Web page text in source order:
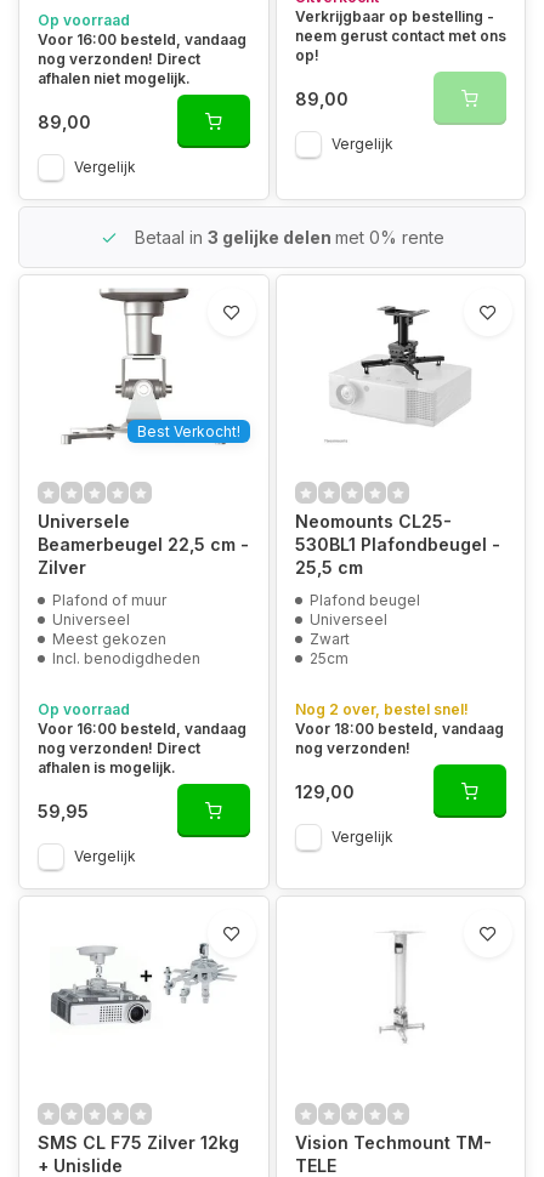
Op voorraad
Voor 16:00 besteld, vandaag
nog verzonden! Direct
afhalen niet mogelijk.
89,00
Vergelijk
Verkrijgbaar op bestelling -
neem gerust contact met ons
op!
89,00
Vergelijk
Betaal in 3 gelijke delen met 0% rente
Best Verkocht!
Universele
Beamerbeugel 22,5 cm -
Zilver
Plafond of muur
Universeel
Meest gekozen
Incl. benodigdheden
Op voorraad
Voor 16:00 besteld, vandaag
nog verzonden! Direct
afhalen is mogelijk.
59,95
Vergelijk
Neomounts CL25-
530BL1 Plafondbeugel -
25,5 cm
Plafond beugel
Universeel
Zwart
25cm
Nog 2 over, bestel snel!
Voor 18:00 besteld, vandaag
nog verzonden!
129,00
Vergelijk
SMS CL F75 Zilver 12kg
+ Unislide
Vision Techmount TM-
TELE